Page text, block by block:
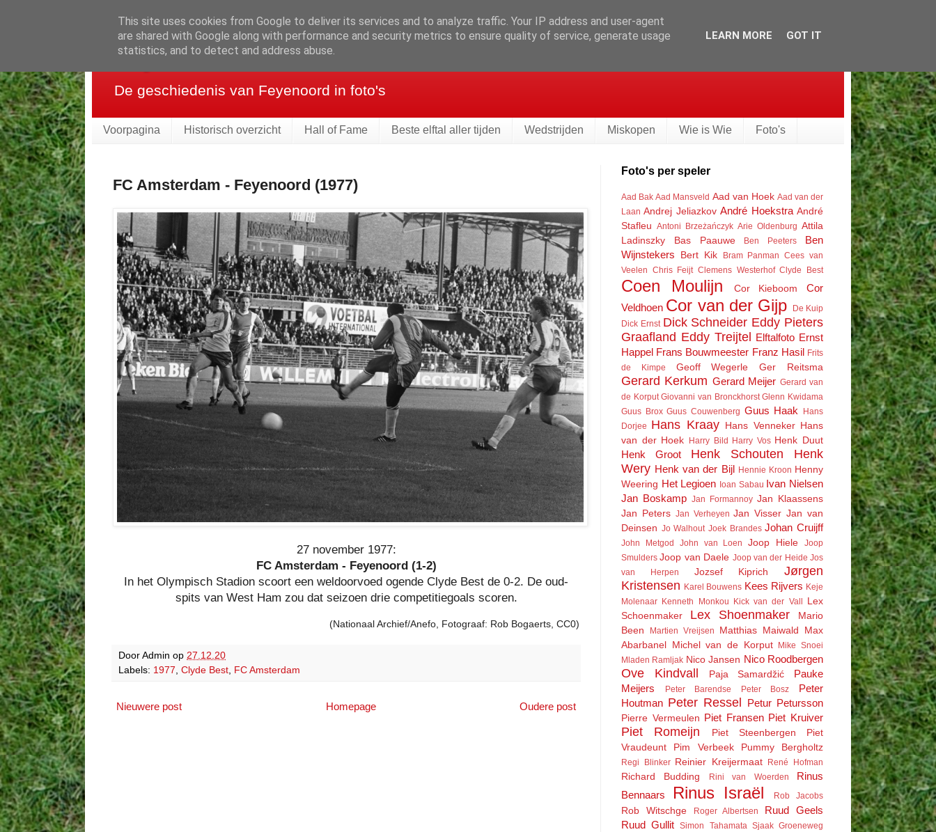
Feyenoord in beeld
De geschiedenis van Feyenoord in foto's
Voorpagina Historisch overzicht Hall of Fame Beste elftal aller tijden Wedstrijden Miskopen Wie is Wie Foto's
FC Amsterdam - Feyenoord (1977)
27 november 1977:
FC Amsterdam - Feyenoord (1-2)
In het Olympisch Stadion scoort een weldoorvoed ogende Clyde Best de 0-2. De oud-
spits van West Ham zou dat seizoen drie competitiegoals scoren.
(Nationaal Archief/Anefo, Fotograaf: Rob Bogaerts, CC0)
Door Admin op 27.12.20
Labels: 1977 Clyde Best FC Amsterdam
Nieuwere post Oudere post
Homepage
Foto's per speler
Aad Bak Aad Mansveld Aad van Hoek Aad van der
Laan Andrej Jeliazkov André Hoekstra André
Stafleu Antoni Brzeżańczyk Arie Oldenburg Attila
Ladinszky
Bas Paauwe Ben Peeters
Ben
Wijnstekers
Bert Kik Bram Panman Cees van
Veelen Chris Feijt Clemens Westerhof Clyde Best
Coen Moulijn Cor Kieboom
Cor
Veldhoen Cor van der Gijp
De Kuip
Dick Ernst Dick Schneider Eddy Pieters
Graafland Eddy Treijtel Elftalfoto Ernst
Happel Frans Bouwmeester Franz Hasil Frits
de Kimpe
Geoff Wegerle Ger Reitsma
Gerard Kerkum Gerard Meijer Gerard van
de Korput Giovanni van Bronckhorst Glenn Kwidama
Guus Brox Guus Couwenberg Guus Haak
Hans
Dorjee Hans Kraay Hans Venneker Hans
van der Hoek Harry Bild Harry Vos Henk Duut
Henk Groot Henk Schouten
Henk
Wery Henk van der Bijl Hennie Kroon Henny
Weering Het Legioen Ioan Sabau Ivan Nielsen
Jan Boskamp Jan Formannoy Jan Klaassens
Jan Peters Jan Verheyen Jan Visser Jan van
Deinsen Jo Walhout Joek Brandes Johan Cruijff
John Metgod John van Loen Joop Hiele
Joop
Smulders Joop van Daele Joop van der Heide Jos
van Herpen
Jozsef Kiprich
Jørgen
Kristensen Karel Bouwens Kees Rijvers Keje
Molenaar Kenneth Monkou Kick van der Vall Lex
Schoenmaker
Lex Shoenmaker
Mario
Been
Martien Vreijsen Matthias Maiwald
Max
Abarbanel Michel van de Korput Mike Snoei
Mladen Ramljak Nico Jansen Nico Roodbergen
Ove Kindvall Paja Samardžić
Pauke
Meijers
Peter Barendse Peter Bosz
Peter
Houtman Peter Ressel Petur Petursson
Pierre Vermeulen Piet Fransen Piet Kruiver
Piet Romeijn Piet Steenbergen
Piet
Vraudeunt
Pim Verbeek Pummy Bergholtz
Regi Blinker Reinier Kreijermaat René Hofman
Richard Budding Rini van Woerden
Rinus
Bennaars
Rinus Israël Rob Jacobs
Rob Witschge Roger Albertsen
Ruud Geels
Ruud Gullit
Simon Tahamata Sjaak Groeneweg
This site uses cookies from Google to deliver its services and to analyze traffic. Your IP address and user-agent
are shared with Google along with performance and security metrics to ensure quality of service, generate usage
statistics, and to detect and address abuse.
LEARN MORE GOT IT